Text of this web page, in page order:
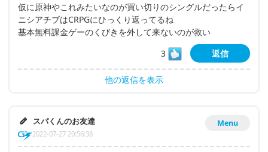
仮に原神やこれみたいなのが買い切りのシングルだったらイ
ニシアチブはCRPGにひっくり返ってるね
基本無料課金ゲーのくびきを外して来ないのが救い
3
返信
他の返信を表示
Menu
スパくんのお友達
2022-07-27 20:56:38